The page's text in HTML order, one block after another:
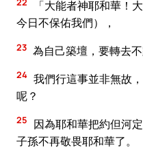
「大能者神耶和華！
今日不保佑我們），
23 為自己築壇，要轉去
24 我們行這事並非無故
呢？
25
因為耶和華把約但河
子孫不再敬畏耶和華了。